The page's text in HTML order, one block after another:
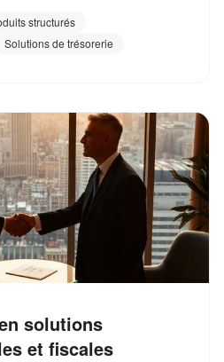
structurés
Solutions de trésorerie
solutions
et fiscales